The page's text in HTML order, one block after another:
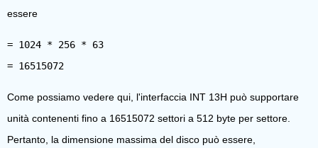
essere
= 1024 * 256 * 63
Come possiamo vedere qui, l'interfaccia INT 13H può supportare
unità contenenti fino a 16515072 settori a 512 byte per settore.
Pertanto, la dimensione massima del disco può essere,